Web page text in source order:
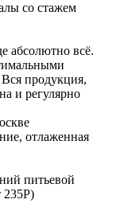
со стажем
абсолютно всё.
продукция,
и регулярно
отлаженная
питьевой
235Р)